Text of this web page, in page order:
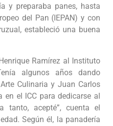
y preparaba panes, hasta
del Pan (IEPAN) y con
estableció una buena
Ramírez al Instituto
algunos años dando
Culinaria y Juan Carlos
el ICC para dedicarse al
tanto, acepté”, cuenta el
Según él, la panadería